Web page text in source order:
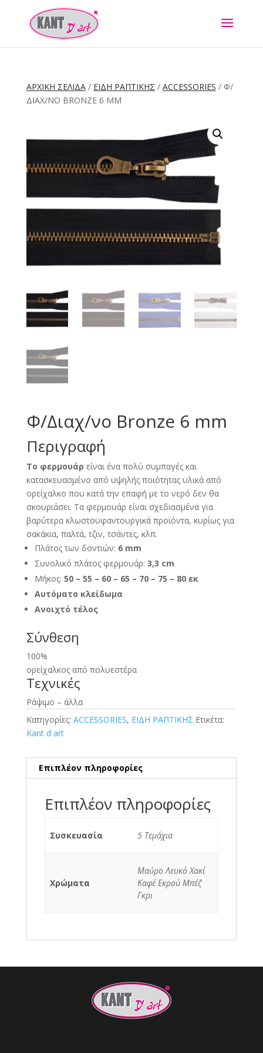
ΑΡΧΙΚΉ ΣΕΛΊΔΑ/ ΕΙΔΗ ΡΑΠΤΙΚΗΣ / ACCESSORIES / Φ/
ΔΙΑΧ/ΝΟ BRONZE 6 MM
Φ/Διαχ/νο Bronze 6 mm
Περιγραφή
Το φερμουάρ είναι ένα πολύ συμπαγές και
κατασκευασμένο από υψηλής ποιότητας υλικά από
ορείχαλκο που κατά την επαφή με το νερό δεν θα
σκουριάσει. Τα φερμουάρ είναι σχεδιασμένα για
βαρύτερα κλωστοϋφαντουργικά προϊόντα, κυρίως για
σακάκια, παλτά, τζιν, τσάντες, κλπ.
Πλάτος των δοντιών: 6 mm
Συνολικό πλάτος φερμουάρ: 3,3 cm
Μήκος: 50 – 55 – 60– 65 – 70 – 75 – 80 εκ
Αυτόματο κλείδωμα
Ανοιχτό τέλος
Σύνθεση
100%
ορείχαλκος από πολυεστέρα
Τεχνικές
Ράψιμο – άλλα
Κατηγορίες: ACCESSORIES, ΕΙΔΗ ΡΑΠΤΙΚΗΣ Ετικέτα:
Kant d art
Επιπλέον πληροφορίες
Επιπλέον πληροφορίες
Συσκευασία 5 Τεμάχια
Χρώματα
Μαύρο Λευκό Χακί
Καφέ Εκρού Μπέζ
Γκρι